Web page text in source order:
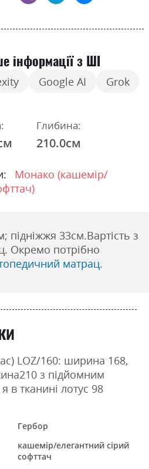
інформації з ШІ
Google AI Grok
Глибина:
210.0см
Монако (кашемір/
підніжжя 33см.Вартість з
Окремо потрібно
матрац.
LOZ/160: ширина 168,
з підйомним
в тканині лотус 98
Гербор
кашемір/елегантний сірий
софттач